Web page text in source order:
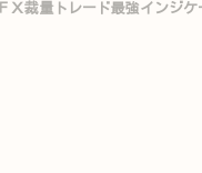
ＦＸ裁量トレード最強インジ